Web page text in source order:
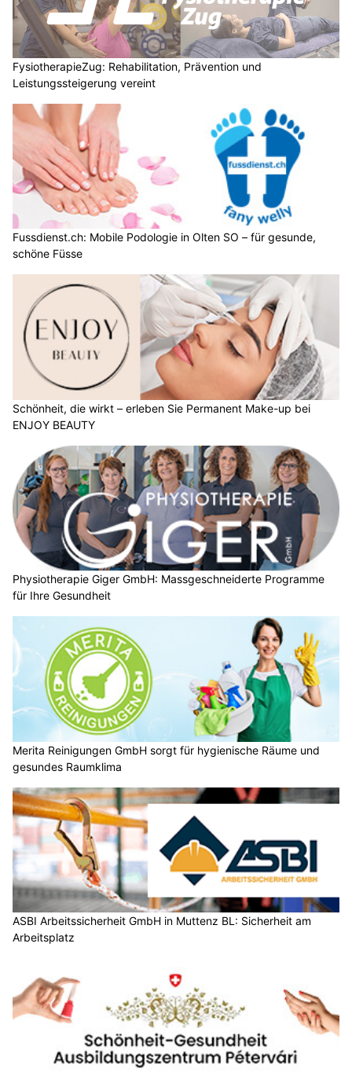
FysiotherapieZug: Rehabilitation, Prävention und
Leistungssteigerung vereint
Fussdienst.ch: Mobile Podologie in Olten SO – für gesunde,
schöne Füsse
Schönheit, die wirkt – erleben Sie Permanent Make-up bei
ENJOY BEAUTY
Physiotherapie Giger GmbH: Massgeschneiderte Programme
für Ihre Gesundheit
Merita Reinigungen GmbH sorgt für hygienische Räume und
gesundes Raumklima
ASBI Arbeitssicherheit GmbH in Muttenz BL: Sicherheit am
Arbeitsplatz